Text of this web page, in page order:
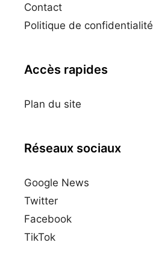
Contact
Politique de confidentialité
Accès rapides
Plan du site
Réseaux sociaux
Google News
Twitter
Facebook
TikTok